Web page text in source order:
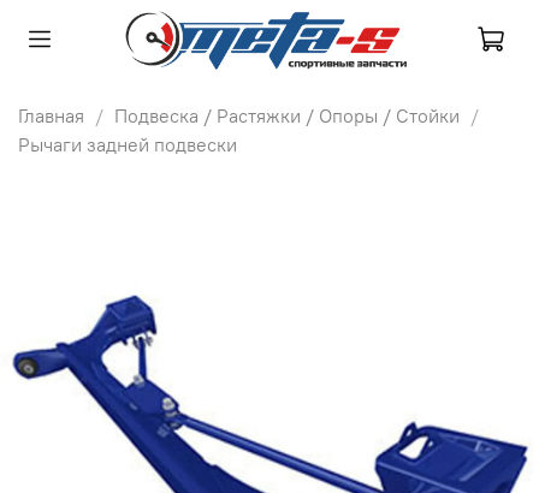
Главная
Подвеска / Растяжки / Опоры / Стойки
Рычаги задней подвески